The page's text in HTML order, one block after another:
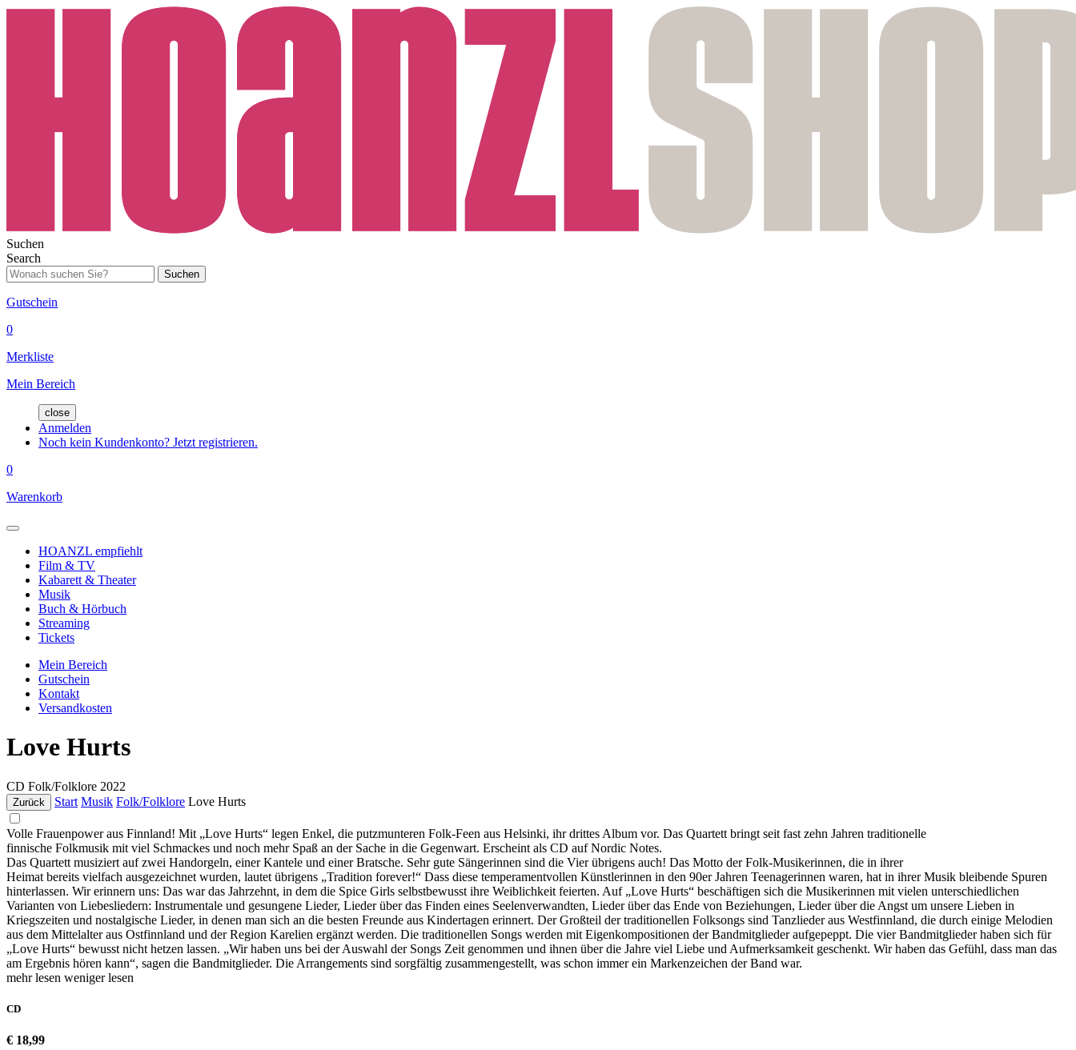
Suchen
Search
Suchen
Gutschein
0
Merkliste
Mein Bereich
close
Anmelden
Noch kein Kundenkonto? Jetzt registrieren.
0
Warenkorb
HOANZL empfiehlt
Film & TV
Kabarett & Theater
Musik
Buch & Hörbuch
Streaming
Tickets
Mein Bereich
Gutschein
Kontakt
Versandkosten
Love Hurts
CD Folk/Folklore 2022
Zurück Start Musik Folk/Folklore Love Hurts
Volle Frauenpower aus Finnland! Mit „Love Hurts“ legen Enkel, die putzmunteren Folk-Feen aus Helsinki, ihr drittes Album vor. Das Quartett bringt seit fast zehn Jahren traditionelle
finnische Folkmusik mit viel Schmackes und noch mehr Spaß an der Sache in die Gegenwart. Erscheint als CD auf Nordic Notes.
Das Quartett musiziert auf zwei Handorgeln, einer Kantele und einer Bratsche. Sehr gute Sängerinnen sind die Vier übrigens auch! Das Motto der Folk-Musikerinnen, die in ihrer
Heimat bereits vielfach ausgezeichnet wurden, lautet übrigens „Tradition forever!“ Dass diese temperamentvollen Künstlerinnen in den 90er Jahren Teenagerinnen waren, hat in ihrer Musik bleibende Spuren
hinterlassen. Wir erinnern uns: Das war das Jahrzehnt, in dem die Spice Girls selbstbewusst ihre Weiblichkeit feierten. Auf „Love Hurts“ beschäftigen sich die Musikerinnen mit vielen unterschiedlichen
Varianten von Liebesliedern: Instrumentale und gesungene Lieder, Lieder über das Finden eines Seelenverwandten, Lieder über das Ende von Beziehungen, Lieder über die Angst um unsere Lieben in
Kriegszeiten und nostalgische Lieder, in denen man sich an die besten Freunde aus Kindertagen erinnert. Der Großteil der traditionellen Folksongs sind Tanzlieder aus Westfinnland, die durch einige Melodien
aus dem Mittelalter aus Ostfinnland und der Region Karelien ergänzt werden. Die traditionellen Songs werden mit Eigenkompositionen der Bandmitglieder aufgepeppt. Die vier Bandmitglieder haben sich für
„Love Hurts“ bewusst nicht hetzen lassen. „Wir haben uns bei der Auswahl der Songs Zeit genommen und ihnen über die Jahre viel Liebe und Aufmerksamkeit geschenkt. Wir haben das Gefühl, dass man das
am Ergebnis hören kann“, sagen die Bandmitglieder. Die Arrangements sind sorgfältig zusammengestellt, was schon immer ein Markenzeichen der Band war.
mehr lesen weniger lesen
CD
€ 18,99